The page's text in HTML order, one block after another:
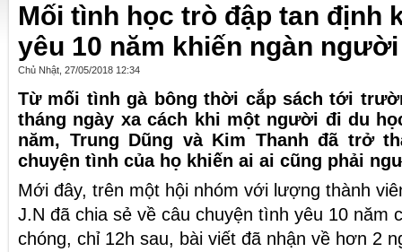
Mối tình học trò đập tan định
yêu 10 năm khiến ngàn
Chủ Nhật, 27/05/2018 12:34
Từ mối tình gà bông thời cắp sách tới
tháng ngày xa cách khi một người đi du
năm, Trung Dũng và Kim Thanh đã trở
chuyện tình của họ khiến ai ai cũng phải
Mới đây, trên một hội nhóm với lượng thành
J.N đã chia sẻ về câu chuyện tình yêu 10 năm
chóng, chỉ 12h sau, bài viết đã nhận về hơn 2